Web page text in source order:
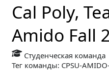
Cal Poly,
Amido Fall
Студенческая команда
Тег команды: CPSU-